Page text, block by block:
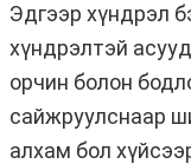
Эдгээр хүндрэл
хүндрэлтэй
орчин болон
сайжруулснаар
алхам бол